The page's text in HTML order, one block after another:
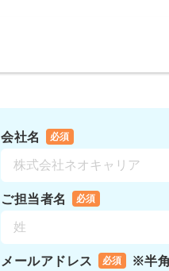
会社名 必須
ご担当者名 必須
メールアドレス 必須 ※半